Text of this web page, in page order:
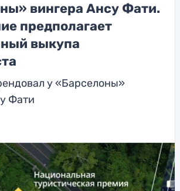
вингера Ансу Фати.
предполагает
выкупа
у «Барселоны»
Фати